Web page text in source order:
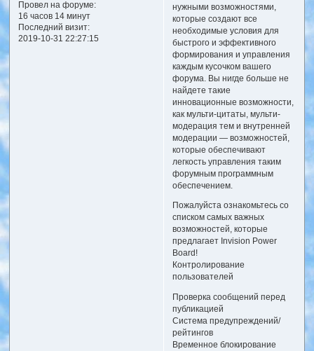
Провел на форуме:
16 часов 14 минут
Последний визит:
2019-10-31 22:27:15
нужными возможностями,
которые создают все
необходимые условия для
быстрого и эффективного
формирования и управления
каждым кусочком вашего
форума. Вы нигде больше не
найдете такие
инновационные возможности,
как мульти-цитаты, мульти-
модерация тем и внутренней
модерации — возможностей,
которые обеспечивают
легкость управления таким
форумным программным
обеспечением.
Пожалуйста ознакомьтесь со
списком самых важных
возможностей, которые
предлагает Invision Power
Board!
Контролирование
пользователей
Проверка сообщений перед
публикацией
Система предупреждений/
рейтингов
Временное блокирование